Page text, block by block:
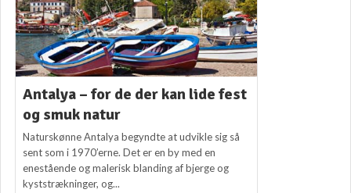
Antalya – for de der kan lide fest
og smuk natur
Naturskønne Antalya begyndte at udvikle sig så
sent som i 1970’erne. Det er en by med en
enestående og malerisk blanding af bjerge og
kyststrækninger, og...